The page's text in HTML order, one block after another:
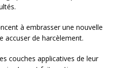
à embrasser une nouvelle
accuser de harcèlement.
couches applicatives de leur